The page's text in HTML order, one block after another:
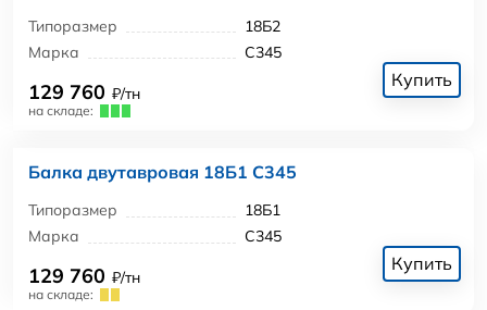
Типоразмер
18Б2
Марка
С345
129 760 ₽/тн
на складе:
Купить
Балка двутавровая 18Б1 С345
Типоразмер
18Б1
Марка
С345
129 760 ₽/тн
на складе:
Купить